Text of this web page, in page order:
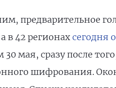
предварительное
в 42 регионахсегодня
30 мая, сразу после
шифрования.